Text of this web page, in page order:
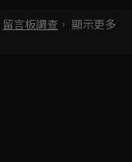
留言板調查 ， 顯示更多